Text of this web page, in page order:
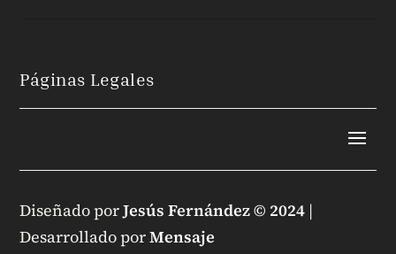
Páginas Legales
Diseñado porJesús Fernández © 2024 |
Desarrollado porMensaje